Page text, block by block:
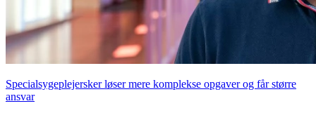
Specialsygeplejersker løser mere komplekse opgaver og får større
ansvar